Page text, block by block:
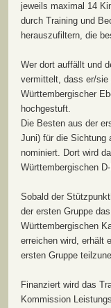
jeweils maximal 14
durch Training und
herauszufiltern, die
Wer dort auffällt und
vermittelt, dass er/sie
Württembergischer
hochgestuft.
Die Besten aus der
Juni) für die Sichtung
nominiert. Dort wird
Württembergischen
Sobald der
der ersten Gruppe
Württembergischen
erreichen wird, erhält
ersten Gruppe
Finanziert wird das
Kommission